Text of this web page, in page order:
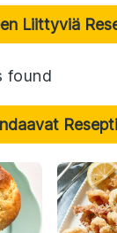
Liittyviä
found